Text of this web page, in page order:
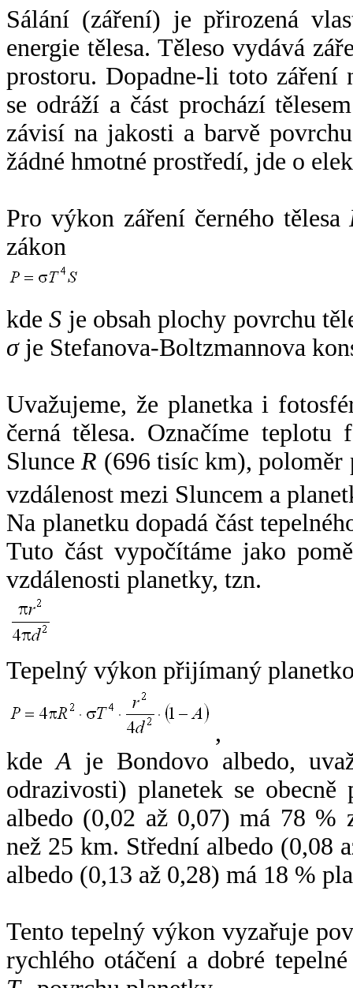
Sálání (záření) je přirozená
energie tělesa. Těleso vydává
prostoru. Dopadne-li toto záření
se odráží a část prochází
závisí na jakosti a barvě
žádné hmotné prostředí, jde o
Pro výkon záření černého tělesa
zákon
kdeS je obsah plochy povrchu
σje Stefanova-Boltzmannova
Uvažujeme, že planetka i
černá tělesa. Označíme
SlunceR (696 tisíc km),
vzdálenost mezi Sluncem a
Na planetku dopadá část
Tuto část vypočítáme jako
vzdálenosti planetky, tzn.
Tepelný výkon přijímaný
,
kdeA je Bondovo albedo,
odrazivosti) planetek se
albedo (0,02 až 0,07) má 78 %
než 25 km. Střední albedo (0,08
albedo (0,13 až 0,28) má 18 %
Tento tepelný výkon vyzařuje
rychlého otáčení a dobré